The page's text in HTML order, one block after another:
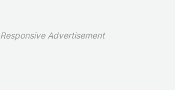
Responsive Advertisement